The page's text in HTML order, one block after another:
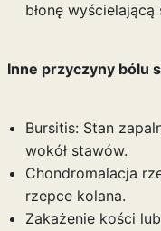
błonę wyścielającą
Inne przyczyny bólu
Bursitis: Stan
wokół stawów.
Chondromalacja
rzepce kolana.
Zakażenie kości